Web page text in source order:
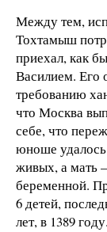
Между тем,
Тохтамыш
приехал, как
Василием. Его
требованию
что Москва
себе, что
юноше удалось
живых, а мать
беременной.
6 детей,
лет, в 1389 году.